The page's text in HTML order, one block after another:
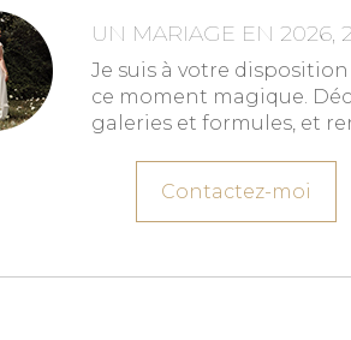
UN MARIAGE EN 2026,
Je suis à votre
ce moment magique.
galeries et formules, et
Contactez-moi